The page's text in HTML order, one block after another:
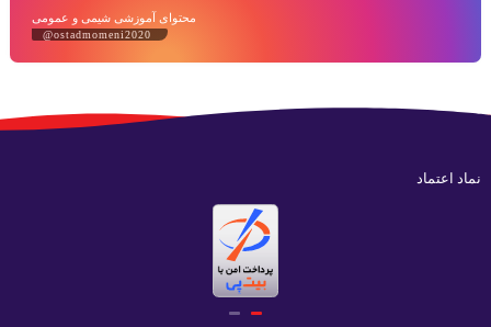
محتوای آموزشی شیمی و عمومی
@ostadmomeni2020
نماد اعتماد